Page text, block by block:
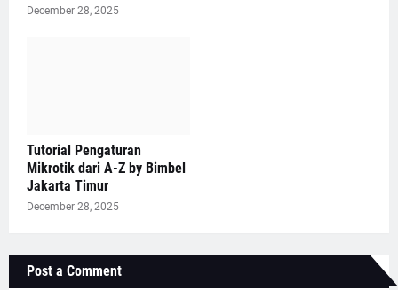
December 28, 2025
Tutorial Pengaturan
Mikrotik dari A-Z by Bimbel
Jakarta Timur
December 28, 2025
Post a Comment